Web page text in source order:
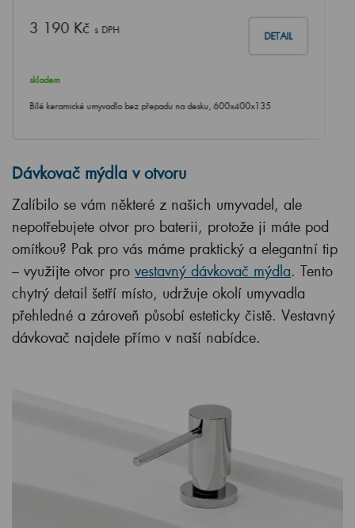
3 190 Kčs DPH
DETAIL
skladem
Bílé keramické umyvadlo bez přepadu na desku, 600x400x135
Dávkovač mýdla v otvoru
Zalíbilo se vám některé z našich umyvadel, ale
nepotřebujete otvor pro baterii, protože ji máte pod
omítkou? Pak pro vás máme praktický a elegantní tip
– využijte otvor pro vestavný dávkovač mýdla. Tento
chytrý detail šetří místo, udržuje okolí umyvadla
přehledné a zároveň působí esteticky čistě. Vestavný
dávkovač najdete přímo v naší nabídce.